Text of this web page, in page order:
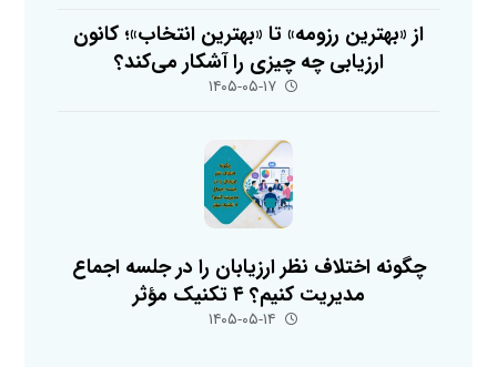
از «بهترین رزومه» تا «بهترین انتخاب»؛ کانون
ارزیابی چه چیزی را آشکار می‌کند؟
۱۴۰۵-۰۵-۱۷
چگونه اختلاف نظر ارزیابان را در جلسه اجماع
مدیریت کنیم؟ ۴ تکنیک مؤثر
۱۴۰۵-۰۵-۱۴